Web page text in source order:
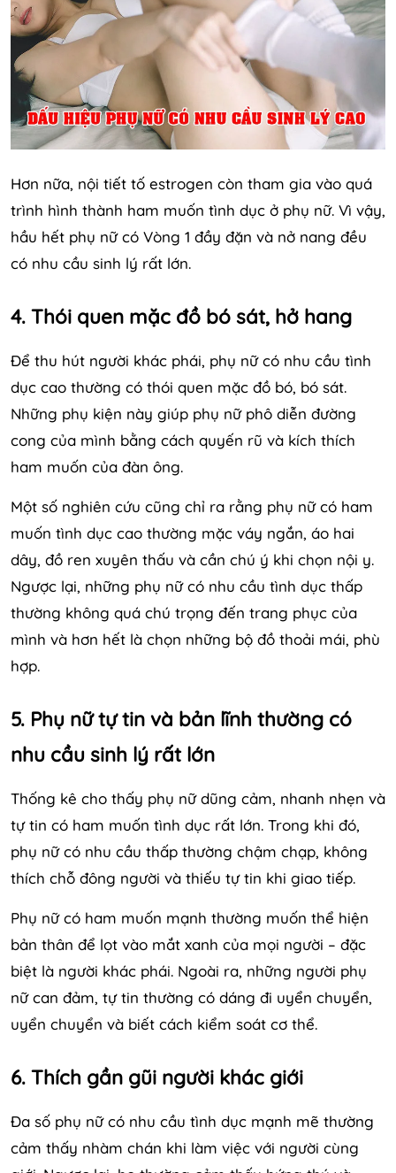
Hơn nữa, nội tiết tố estrogen còn tham gia vào quá
trình hình thành ham muốn tình dục ở phụ nữ. Vì vậy,
hầu hết phụ nữ có Vòng 1 đầy đặn và nở nang đều
có nhu cầu sinh lý rất lớn.
4. Thói quen mặc đồ bó sát, hở hang
Để thu hút người khác phái, phụ nữ có nhu cầu tình
dục cao thường có thói quen mặc đồ bó, bó sát.
Những phụ kiện này giúp phụ nữ phô diễn đường
cong của mình bằng cách quyến rũ và kích thích
ham muốn của đàn ông.
Một số nghiên cứu cũng chỉ ra rằng phụ nữ có ham
muốn tình dục cao thường mặc váy ngắn, áo hai
dây, đồ ren xuyên thấu và cần chú ý khi chọn nội y.
Ngược lại, những phụ nữ có nhu cầu tình dục thấp
thường không quá chú trọng đến trang phục của
mình và hơn hết là chọn những bộ đồ thoải mái, phù
hợp.
5. Phụ nữ tự tin và bản lĩnh thường có
nhu cầu sinh lý rất lớn
Thống kê cho thấy phụ nữ dũng cảm, nhanh nhẹn và
tự tin có ham muốn tình dục rất lớn. Trong khi đó,
phụ nữ có nhu cầu thấp thường chậm chạp, không
thích chỗ đông người và thiếu tự tin khi giao tiếp.
Phụ nữ có ham muốn mạnh thường muốn thể hiện
bản thân để lọt vào mắt xanh của mọi người – đặc
biệt là người khác phái. Ngoài ra, những người phụ
nữ can đảm, tự tin thường có dáng đi uyển chuyển,
uyển chuyển và biết cách kiểm soát cơ thể.
6. Thích gần gũi người khác giới
Đa số phụ nữ có nhu cầu tình dục mạnh mẽ thường
cảm thấy nhàm chán khi làm việc với người cùng